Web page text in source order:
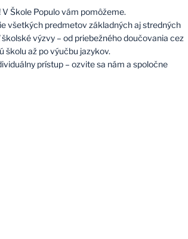
Škole Populo vám pomôžeme.
všetkých predmetov základných aj stredných
výzvy – od priebežného doučovania cez
školu až po výučbu jazykov.
prístup – ozvite sa nám a spoločne